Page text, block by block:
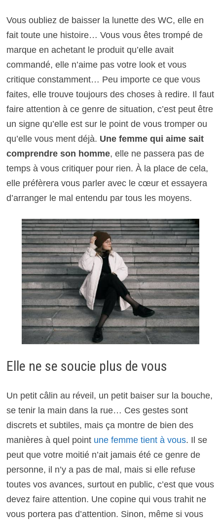
Vous oubliez de baisser la lunette des WC, elle en
fait toute une histoire… Vous vous êtes trompé de
marque en achetant le produit qu’elle avait
commandé, elle n’aime pas votre look et vous
critique constamment… Peu importe ce que vous
faites, elle trouve toujours des choses à redire. Il faut
faire attention à ce genre de situation, c’est peut être
un signe qu’elle est sur le point de vous tromper ou
qu’elle vous ment déjà. Une femme qui aime sait
comprendre son homme, elle ne passera pas de
temps à vous critiquer pour rien. À la place de cela,
elle préfèrera vous parler avec le cœur et essayera
d’arranger le mal entendu par tous les moyens.
Elle ne se soucie plus de vous
Un petit câlin au réveil, un petit baiser sur la bouche,
se tenir la main dans la rue… Ces gestes sont
discrets et subtiles, mais ça montre de bien des
manières à quel point une femme tient à vous. Il se
peut que votre moitié n’ait jamais été ce genre de
personne, il n’y a pas de mal, mais si elle refuse
toutes vos avances, surtout en public, c’est que vous
devez faire attention. Une copine qui vous trahit ne
vous portera pas d’attention. Sinon, même si vous